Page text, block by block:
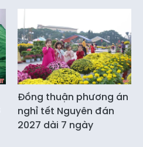
Đồng thuận phương án
nghỉ tết Nguyên đán
2027 dài 7 ngày